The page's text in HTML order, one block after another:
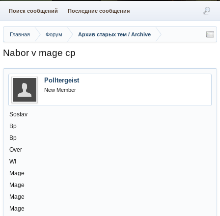
Главная Форум Архив старых тем / Archive
Nabor v mage cp
Polltergeist
New Member
Sostav
Bp
Bp
Over
Wl
Mage
Mage
Mage
Mage
Поиск сообщений Последние сообщения